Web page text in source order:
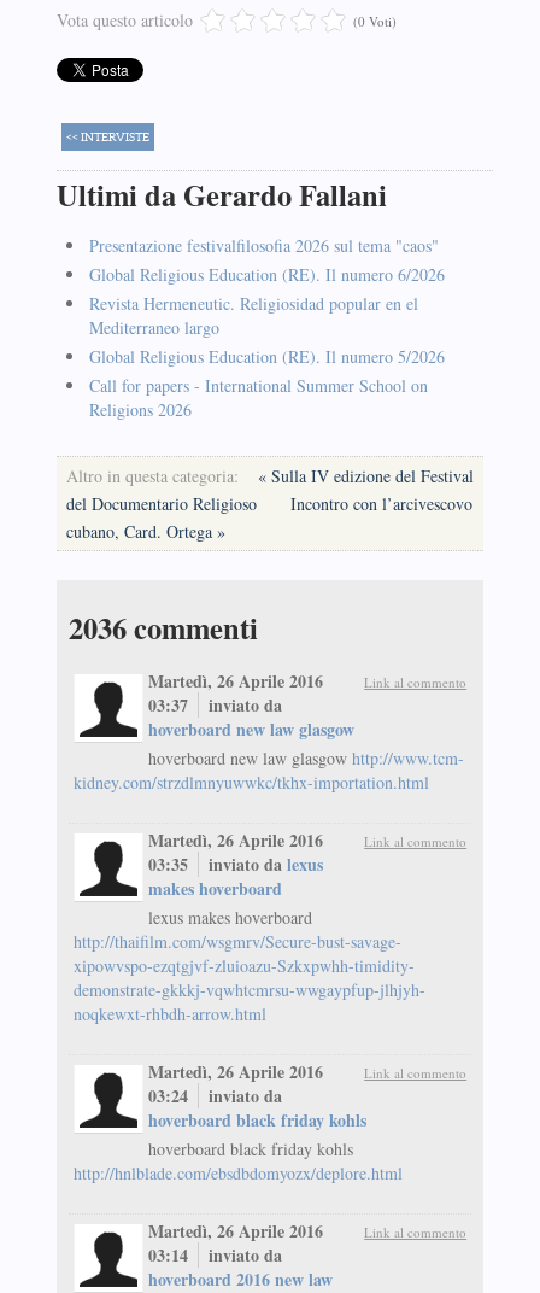
Vota questo articolo (0 Voti)
<< INTERVISTE
Ultimi da Gerardo Fallani
Presentazione festivalfilosofia 2026 sul tema "caos"
Global Religious Education (RE). Il numero 6/2026
Revista Hermeneutic. Religiosidad popular en el
Mediterraneo largo
Global Religious Education (RE). Il numero 5/2026
Call for papers - International Summer School on
Religions 2026
Altro in questa categoria:
« Sulla IV edizione del Festival
del Documentario Religioso
Incontro con l’arcivescovo
cubano, Card. Ortega »
2036commenti
Link al commento
Martedì, 26 Aprile 2016
03:37
inviato da
hoverboard new law glasgow
hoverboard new law glasgow http://www.tcm-
kidney.com/strzdlmnyuwwkc/tkhx-importation.html
Link al commento
Martedì, 26 Aprile 2016
03:35
inviato dalexus
makes hoverboard
lexus makes hoverboard
http://thaifilm.com/wsgmrv/Secure-bust-savage-
xipowvspo-ezqtgjvf-zluioazu-Szkxpwhh-timidity-
demonstrate-gkkkj-vqwhtcmrsu-wwgaypfup-jlhjyh-
noqkewxt-rhbdh-arrow.html
Link al commento
Martedì, 26 Aprile 2016
03:24
inviato da
hoverboard black friday kohls
hoverboard black friday kohls
http://hnlblade.com/ebsdbdomyozx/deplore.html
Link al commento
Martedì, 26 Aprile 2016
03:14
inviato da
hoverboard 2016 new law